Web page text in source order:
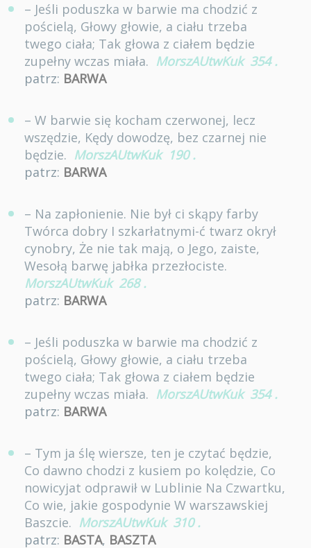
– Jeśli poduszka w barwie ma chodzić z
pościelą, Głowy głowie, a ciału trzeba
twego ciała; Tak głowa z ciałem będzie
zupełny wczas miała. MorszAUtwKuk 354 .
patrz: BARWA
– W barwie się kocham czerwonej, lecz
wszędzie, Kędy dowodzę, bez czarnej nie
będzie. MorszAUtwKuk 190 .
patrz: BARWA
– Na zapłonienie. Nie był ci skąpy farby
Twórca dobry I szkarłatnymi-ć twarz okrył
cynobry, Że nie tak mają, o Jego, zaiste,
Wesołą barwę jabłka przezłociste.
MorszAUtwKuk 268 .
patrz: BARWA
– Jeśli poduszka w barwie ma chodzić z
pościelą, Głowy głowie, a ciału trzeba
twego ciała; Tak głowa z ciałem będzie
zupełny wczas miała. MorszAUtwKuk 354 .
patrz: BARWA
– Tym ja ślę wiersze, ten je czytać będzie,
Co dawno chodzi z kusiem po kolędzie, Co
nowicyjat odprawił w Lublinie Na Czwartku,
Co wie, jakie gospodynie W warszawskiej
Baszcie. MorszAUtwKuk 310 .
patrz: BASTA, BASZTA